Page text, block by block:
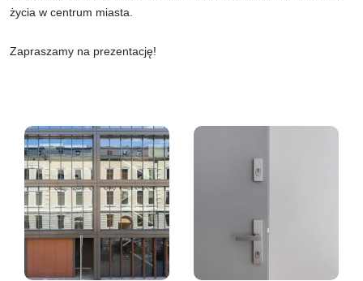
życia w centrum miasta.
Zapraszamy na prezentację!